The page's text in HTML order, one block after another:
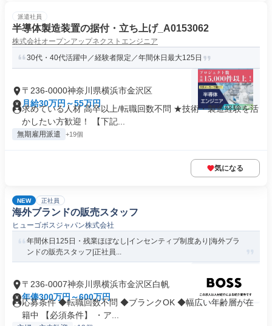
派遣社員
半導体製造装置の据付・立ち上げ_A0153062
株式会社オープンアップネクストエンジニア
30代・40代活躍中／経験者限定／年間休日最大125日
〒236-0000神奈川県横浜市金沢区
月給30万円～55万円
求めている人材 高卒以上/転職回数不問 ★技術・製造経験を活
かしたい方歓迎！ 【下記...
無期雇用派遣 +19個
気になる
NEW 正社員
海外ブランドの販売スタッフ
ヒューゴボスジャパン株式会社
年間休日125日・残業ほぼなし|インセンティブ制度あり|海外ブラ
ンドの販売スタッフ|正社員...
〒236-0007神奈川県横浜市金沢区白帆
年俸300万円～600万円
応募条件 ◆転職回数不問 ◆ブランクOK ◆幅広い年齢層が在
籍中 【必須条件】 ・ア...